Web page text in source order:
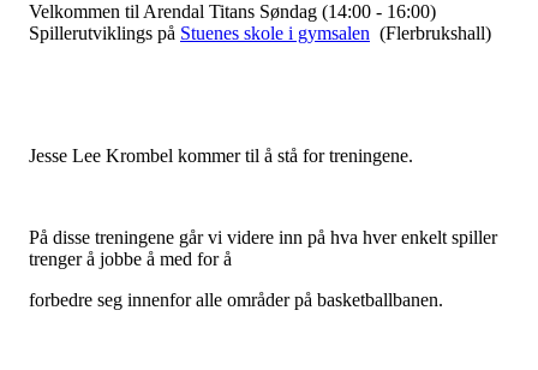
Velkommen til Arendal Titans Søndag (14:00 - 16:00)
Spillerutviklings på Stuenes skole i gymsalen (Flerbrukshall)
Jesse Lee Krombel kommer til å stå for treningene.
På disse treningene går vi videre inn på hva hver enkelt spiller
trenger å jobbe å med for å
forbedre seg innenfor alle områder på basketballbanen.